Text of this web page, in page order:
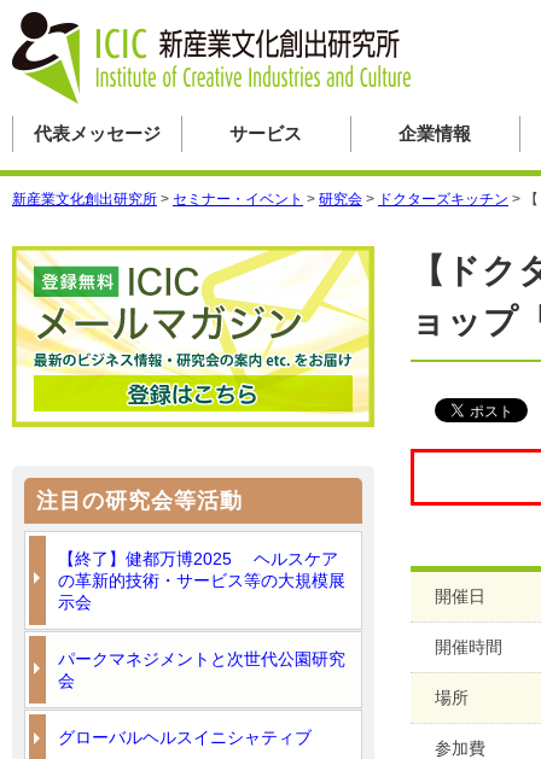
代表メッセージ サービス 企業情報
新産業文化創出研究所 > セミナー・イベント > 研究会 > ドクターズキッチン >
【ド
ョップ
開催日
開催時間
場所
参加費
注目の研究会等活動
【終了】健都万博2025 ヘルスケア
の革新的技術・サービス等の大規模展
示会
パークマネジメントと次世代公園研究
会
グローバルヘルスイニシャティブ